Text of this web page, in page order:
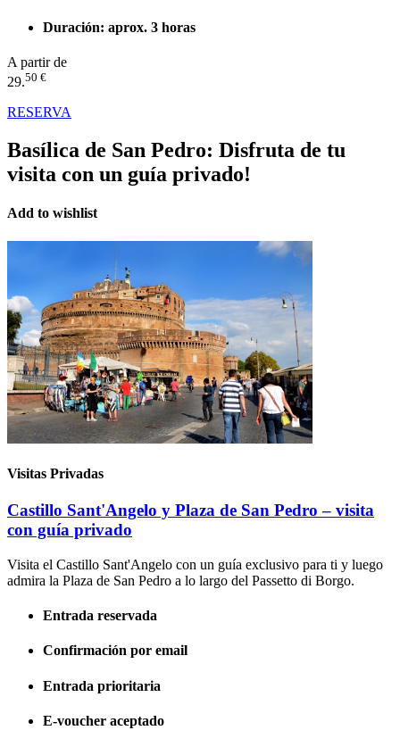
Duración: aprox. 3 horas
A partir de
29.50 €
RESERVA
Basílica de San Pedro: Disfruta de tu
visita con un guía privado!
Add to wishlist
Visitas Privadas
Castillo Sant'Angelo y Plaza de San Pedro – visita
con guía privado
Visita el Castillo Sant'Angelo con un guía exclusivo para ti y luego
admira la Plaza de San Pedro a lo largo del Passetto di Borgo.
Entrada reservada
Confirmación por email
Entrada prioritaria
E-voucher aceptado